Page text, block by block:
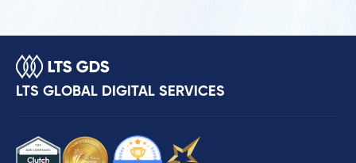
LTS GLOBAL DIGITAL SERVICES